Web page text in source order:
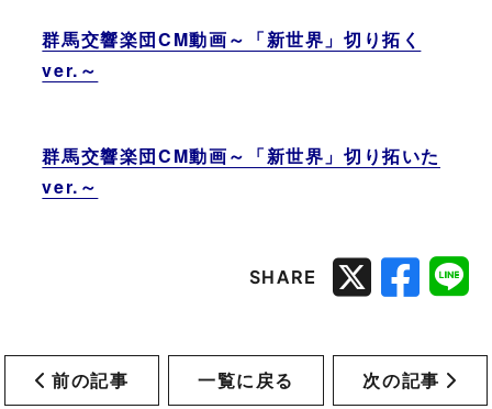
群馬交響楽団CM動画～「新世界」切り拓く
ver.～
群馬交響楽団CM動画～「新世界」切り拓いた
ver.～
SHARE
前の記事 一覧に戻る 次の記事